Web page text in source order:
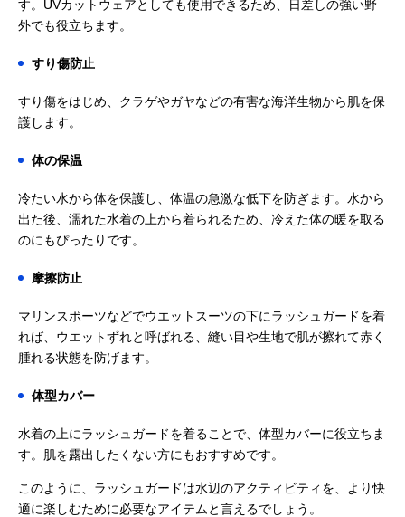
す。UVカットウェアとしても使用できるため、日差しの強い野
外でも役立ちます。
すり傷防止
すり傷をはじめ、クラゲやガヤなどの有害な海洋生物から肌を保
護します。
体の保温
冷たい水から体を保護し、体温の急激な低下を防ぎます。水から
出た後、濡れた水着の上から着られるため、冷えた体の暖を取る
のにもぴったりです。
摩擦防止
マリンスポーツなどでウエットスーツの下にラッシュガードを着
れば、ウエットずれと呼ばれる、縫い目や生地で肌が擦れて赤く
腫れる状態を防げます。
体型カバー
水着の上にラッシュガードを着ることで、体型カバーに役立ちま
す。肌を露出したくない方にもおすすめです。
このように、ラッシュガードは水辺のアクティビティを、より快
適に楽しむために必要なアイテムと言えるでしょう。